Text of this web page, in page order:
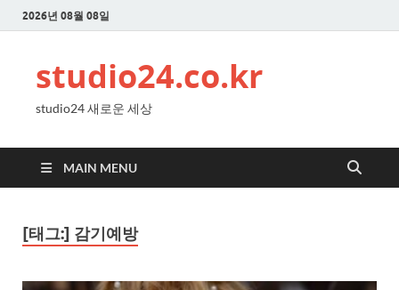
2026년 08월 08일
studio24.co.kr
studio24 새로운 세상
MAIN MENU
[태그:] 감기예방